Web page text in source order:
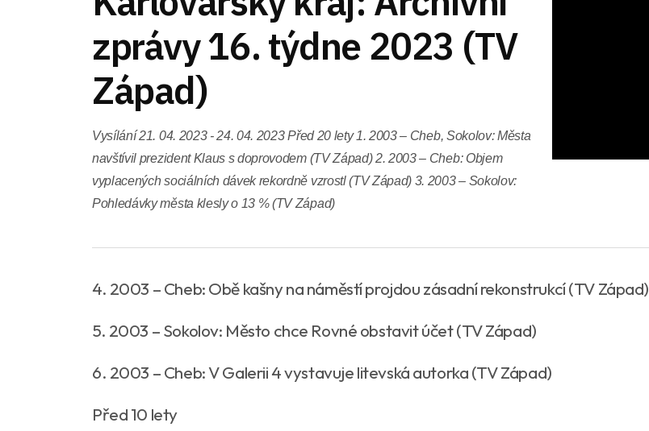
zprávy 16. týdne 2023 (TV
Západ)
Vysílání 21. 04. 2023 - 24. 04. 2023 Před 20 lety 1. 2003 – Cheb, Sokolov: Města
navštívil prezident Klaus s doprovodem (TV Západ) 2. 2003 – Cheb: Objem
vyplacených sociálních dávek rekordně vzrostl (TV Západ) 3. 2003 – Sokolov:
Pohledávky města klesly o 13 % (TV Západ)
4. 2003 – Cheb: Obě kašny na náměstí projdou zásadní rekonstrukcí (TV Západ)
5. 2003 – Sokolov: Město chce Rovné obstavit účet (TV Západ)
6. 2003 – Cheb: V Galerii 4 vystavuje litevská autorka (TV Západ)
Před 10 lety